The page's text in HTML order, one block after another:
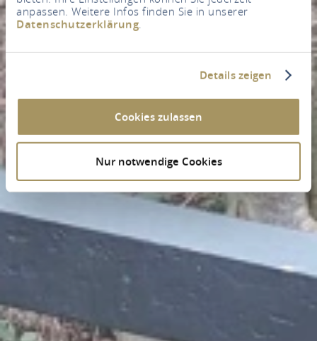
anpassen. Weitere Infos finden Sie in unserer
Datenschutzerklärung.
Details zeigen
Cookies zulassen
Nur notwendige Cookies